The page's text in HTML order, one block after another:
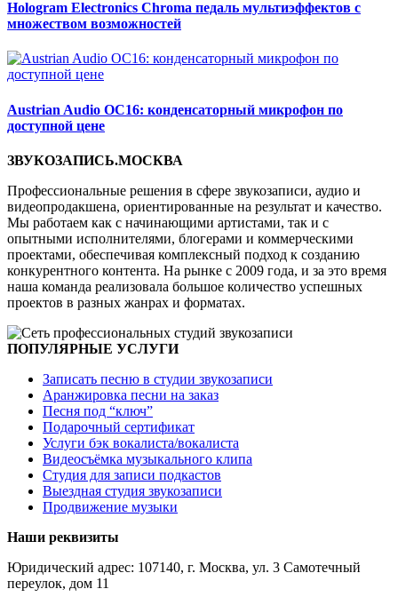
Hologram Electronics Chroma педаль мультиэффектов с
множеством возможностей
Austrian Audio OC16: конденсаторный микрофон по
доступной цене
ЗВУКОЗАПИСЬ.МОСКВА
Профессиональные решения в сфере звукозаписи, аудио и
видеопродакшена, ориентированные на результат и качество.
Мы работаем как с начинающими артистами, так и с
опытными исполнителями, блогерами и коммерческими
проектами, обеспечивая комплексный подход к созданию
конкурентного контента. На рынке с 2009 года, и за это время
наша команда реализовала большое количество успешных
проектов в разных жанрах и форматах.
ПОПУЛЯРНЫЕ УСЛУГИ
Записать песню в студии звукозаписи
Аранжировка песни на заказ
Песня под “ключ”
Подарочный сертификат
Услуги бэк вокалиста/вокалиста
Видеосъёмка музыкального клипа
Студия для записи подкастов
Выездная студия звукозаписи
Продвижение музыки
Наши реквизиты
Юридический адрес: 107140, г. Москва, ул. 3 Самотечный
переулок, дом 11